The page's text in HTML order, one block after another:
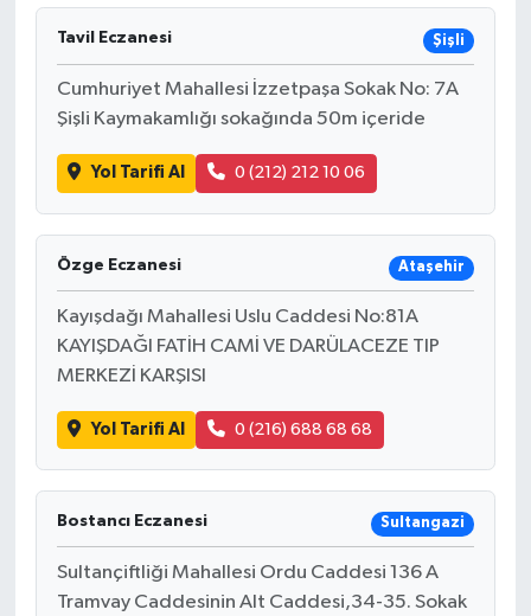
Tavil Eczanesi Şişli
Cumhuriyet Mahallesi İzzetpaşa Sokak No: 7A
Şişli Kaymakamlığı sokağında 50m içeride
Yol Tarifi Al 0 (212) 212 10 06
Özge Eczanesi Ataşehir
Kayışdağı Mahallesi Uslu Caddesi No:81A
KAYIŞDAĞI FATİH CAMİ VE DARÜLACEZE TIP
MERKEZİ KARŞISI
Yol Tarifi Al 0 (216) 688 68 68
Bostancı Eczanesi Sultangazi
Sultançiftliği Mahallesi Ordu Caddesi 136 A
Tramvay Caddesinin Alt Caddesi,34-35. Sokak